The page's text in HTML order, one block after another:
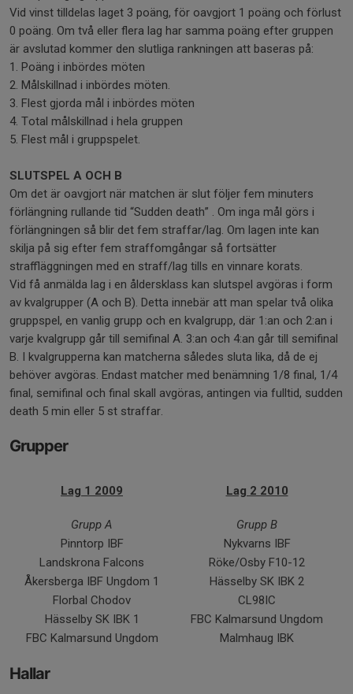
Vid vinst tilldelas laget 3 poäng, för oavgjort 1 poäng och förlust
0 poäng. Om två eller flera lag har samma poäng efter gruppen
är avslutad kommer den slutliga rankningen att baseras på:
1. Poäng i inbördes möten
2. Målskillnad i inbördes möten.
3. Flest gjorda mål i inbördes möten
4. Total målskillnad i hela gruppen
5. Flest mål i gruppspelet.
SLUTSPEL A OCH B
Om det är oavgjort när matchen är slut följer fem minuters
förlängning rullande tid “Sudden death” . Om inga mål görs i
förlängningen så blir det fem straffar/lag. Om lagen inte kan
skilja på sig efter fem straffomgångar så fortsätter
straffläggningen med en straff/lag tills en vinnare korats.
Vid få anmälda lag i en åldersklass kan slutspel avgöras i form
av kvalgrupper (A och B). Detta innebär att man spelar två olika
gruppspel, en vanlig grupp och en kvalgrupp, där 1:an och 2:an i
varje kvalgrupp går till semifinal A. 3:an och 4:an går till semifinal
B. I kvalgrupperna kan matcherna således sluta lika, då de ej
behöver avgöras. Endast matcher med benämning 1/8 final, 1/4
final, semifinal och final skall avgöras, antingen via fulltid, sudden
death 5 min eller 5 st straffar.
Grupper
Lag 1 2009 Lag 2 2010
Grupp A
Grupp B
Pinntorp IBF
Nykvarns IBF
Landskrona Falcons
Röke/Osby F10-12
Åkersberga IBF Ungdom 1
Hässelby SK IBK 2
Florbal Chodov
CL98IC
Hässelby SK IBK 1
FBC Kalmarsund Ungdom
FBC Kalmarsund Ungdom
Malmhaug IBK
Hallar